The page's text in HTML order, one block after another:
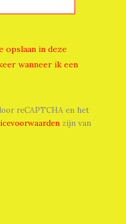
opslaan in deze
wanneer ik een
reCAPTCHA en het
zijn van